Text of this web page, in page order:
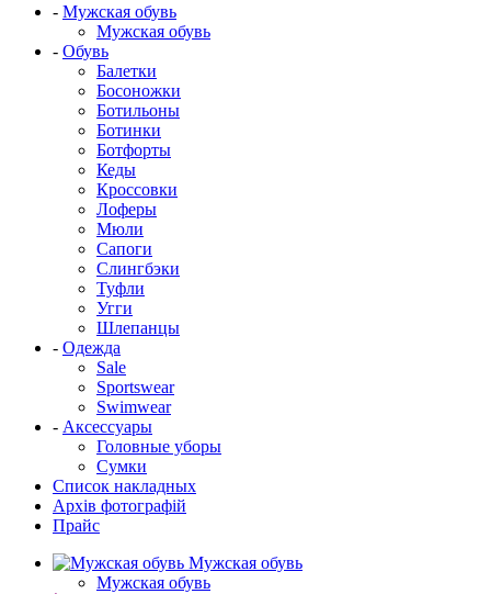
- Мужская обувь
Мужская обувь
- Обувь
Балетки
Босоножки
Ботильоны
Ботинки
Ботфорты
Кеды
Кроссовки
Лоферы
Мюли
Сапоги
Слингбэки
Туфли
Угги
Шлепанцы
- Одежда
Sale
Sportswear
Swimwear
- Аксессуары
Головные уборы
Сумки
Список накладных
Архів фотографій
Прайс
Мужская обувь
Мужская обувь